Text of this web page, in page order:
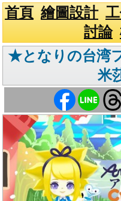
首頁 繪圖設計
討論
★となりの台湾
米